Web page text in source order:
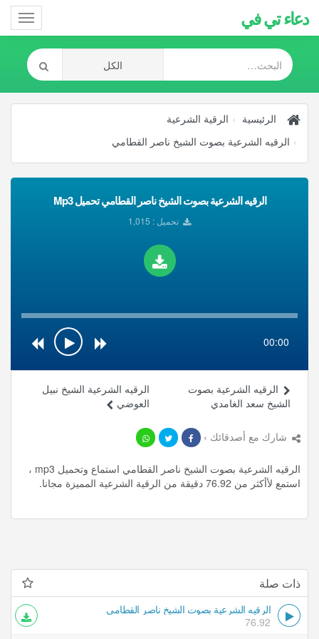
دعاء تي في
الرئيسية
الرقية الشرعية
الرقيه الشرعية بصوت الشيخ ناصر القطامي
الرقيه الشرعية بصوت الشيخ ناصر القطامي تحميل Mp3
تحميل : 1,015
00:00
الرقيه الشرعية الشيخ نبيل
العوضي
الرقيه الشرعية بصوت
الشيخ سعد الغامدي
شارك مع أصدقائك ›
الرقيه الشرعية بصوت الشيخ ناصر القطامي استماع وتحميل mp3 ،
استمع لأأكثر من 76.92 دقيقة من الرقية الشرعية المميزة مجانا.
ذات صلة
الرقيه الشرعية بصوت الشيخ ناصر القطامي
76.92